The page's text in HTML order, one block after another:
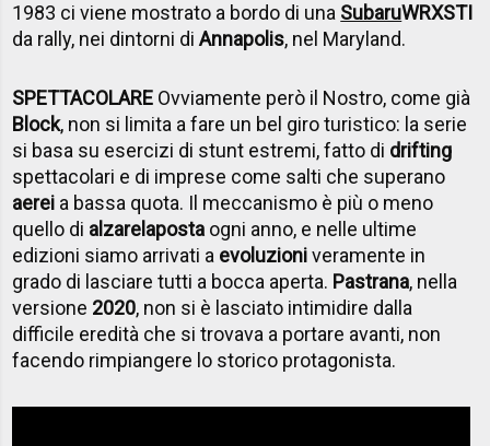
1983 ci viene mostrato a bordo di una SubaruWRXSTI
da rally, nei dintorni diAnnapolis, nel Maryland.
SPETTACOLARE Ovviamente però il Nostro, come già
Block, non si limita a fare un bel giro turistico: la serie
si basa su esercizi di stunt estremi, fatto di drifting
spettacolari e di imprese come salti che superano
aerei a bassa quota. Il meccanismo è più o meno
quello di alzare laposta ogni anno, e nelle ultime
edizioni siamo arrivati a evoluzioniveramente in
grado di lasciare tutti a bocca aperta. Pastrana, nella
versione 2020, non si è lasciato intimidire dalla
difficile eredità che si trovava a portare avanti, non
facendo rimpiangere lo storico protagonista.